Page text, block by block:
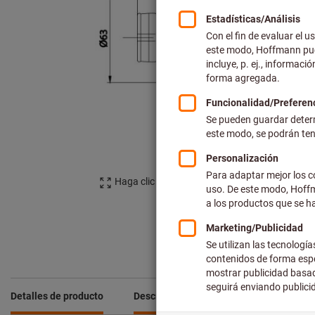
Haga clic para ampliar la imagen
Detalles de producto Descripción Comparar productos